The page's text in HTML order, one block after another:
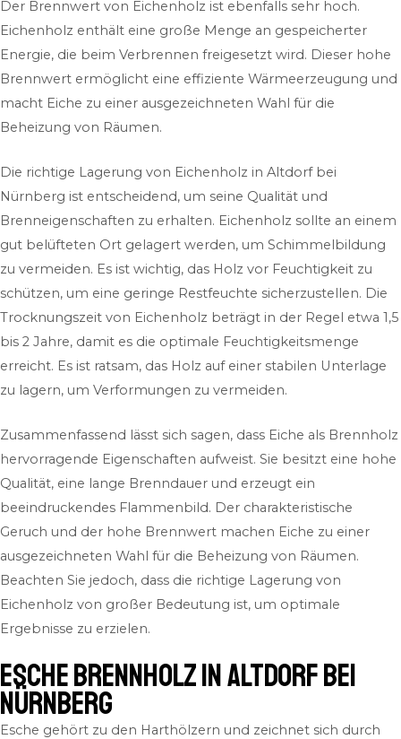
Der Brennwert von Eichenholz ist ebenfalls sehr hoch.
Eichenholz enthält eine große Menge an gespeicherter
Energie, die beim Verbrennen freigesetzt wird. Dieser hohe
Brennwert ermöglicht eine effiziente Wärmeerzeugung und
macht Eiche zu einer ausgezeichneten Wahl für die
Beheizung von Räumen.
Die richtige Lagerung von Eichenholz in Altdorf bei
Nürnberg ist entscheidend, um seine Qualität und
Brenneigenschaften zu erhalten. Eichenholz sollte an einem
gut belüfteten Ort gelagert werden, um Schimmelbildung
zu vermeiden. Es ist wichtig, das Holz vor Feuchtigkeit zu
schützen, um eine geringe Restfeuchte sicherzustellen. Die
Trocknungszeit von Eichenholz beträgt in der Regel etwa 1,5
bis 2 Jahre, damit es die optimale Feuchtigkeitsmenge
erreicht. Es ist ratsam, das Holz auf einer stabilen Unterlage
zu lagern, um Verformungen zu vermeiden.
Zusammenfassend lässt sich sagen, dass Eiche als Brennholz
hervorragende Eigenschaften aufweist. Sie besitzt eine hohe
Qualität, eine lange Brenndauer und erzeugt ein
beeindruckendes Flammenbild. Der charakteristische
Geruch und der hohe Brennwert machen Eiche zu einer
ausgezeichneten Wahl für die Beheizung von Räumen.
Beachten Sie jedoch, dass die richtige Lagerung von
Eichenholz von großer Bedeutung ist, um optimale
Ergebnisse zu erzielen.
Esche Brennholz in Altdorf bei
Nürnberg
Esche gehört zu den Harthölzern und zeichnet sich durch